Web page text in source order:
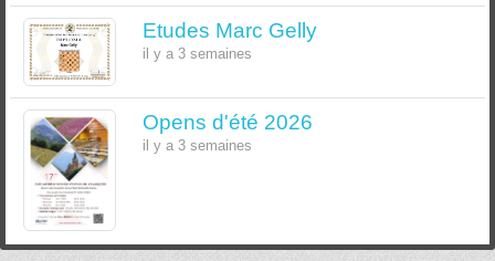
Etudes Marc Gelly
il y a 3 semaines
Opens d'été 2026
il y a 3 semaines